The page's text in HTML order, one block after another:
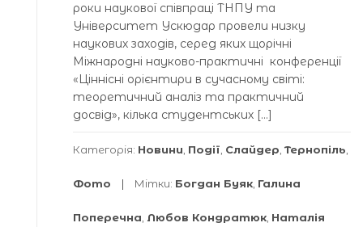
роки наукової співпраці ТНПУ та
Університет Ускюдар провели низку
наукових заходів, серед яких щорічні
Міжнародні науково-практичні конференції
«Ціннісні орієнтири в сучасному світі:
теоретичний аналіз та практичний
досвід», кілька студентських […]
Категорія: Новини, Події, Слайдер, Тернопіль,
Фото Мітки: Богдан Буяк, Галина
Поперечна, Любов Кондратюк, Наталія